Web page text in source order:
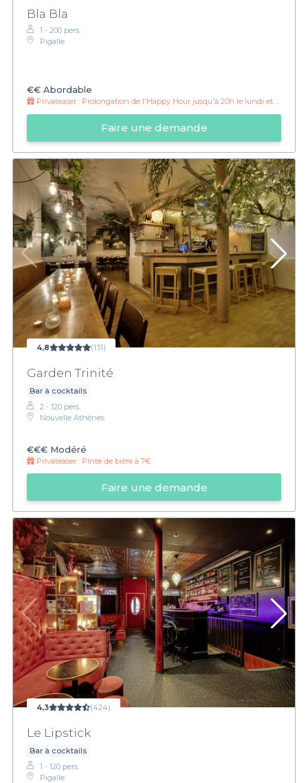
Bla Bla
1 - 200 pers.
Pigalle
€€ Abordable
Privateaser : Prolongation de l'Happy Hour jusqu'à 20h le lundi et mardi !
Faire une demande
4,8 (131)
Garden Trinité
Bar à cocktails
2 - 120 pers.
Nouvelle Athènes
€€€ Modéré
Privateaser : Pinte de bière à 7€
Faire une demande
4,3 (424)
Le Lipstick
Bar à cocktails
1 - 120 pers.
Pigalle